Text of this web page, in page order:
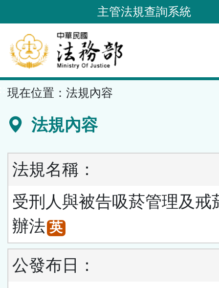
到
要
內
容
區
主管法規查詢系統
現在位置： 法規內容
法規內容
法規名稱：
受刑人與被告吸菸管理及戒
辦法 英
公發布日：